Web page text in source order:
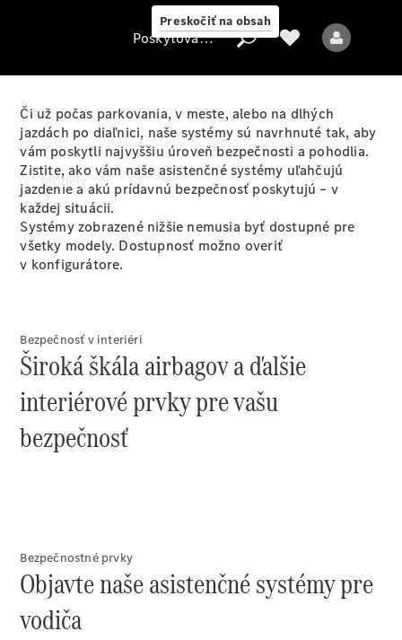
Preskočiť na obsah
Poskytovateľ
Modely
Elektrické modely
Sprinter
Všetky
Sprinter
Sprinter
Skriňové
vozidlo
Poskytovateľ
Či už počas parkovania, v meste, alebo na dlhých
jazdách po diaľnici, naše systémy sú navrhnuté tak, aby
vám poskytli najvyššiu úroveň bezpečnosti a pohodlia.
Zistite, ako vám naše asistenčné systémy uľahčujú
jazdenie a akú prídavnú bezpečnosť poskytujú – v
každej situácii.
Systémy zobrazené nižšie nemusia byť dostupné pre
všetky modely. Dostupnosť možno overiť
v konfigurátore.
Bezpečnosť v interiéri
Široká škála airbagov a ďalšie
interiérové prvky pre vašu
bezpečnosť
Bezpečnostné prvky
Objavte naše asistenčné systémy pre
vodiča